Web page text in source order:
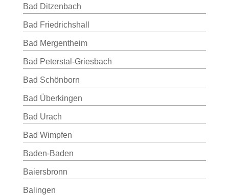
Bad Ditzenbach
Bad Friedrichshall
Bad Mergentheim
Bad Peterstal-Griesbach
Bad Schönborn
Bad Überkingen
Bad Urach
Bad Wimpfen
Baden-Baden
Baiersbronn
Balingen